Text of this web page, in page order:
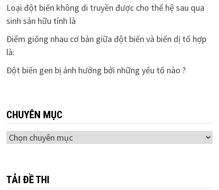
Loại đột biến không di truyền được cho thế hệ sau qua
sinh sản hữu tính là
Điểm giống nhau cơ bản giữa đột biến và biến dị tổ hợp
là:
Đột biến gen bị ảnh hưởng bởi những yếu tố nào ?
CHUYÊN MỤC
Chuyên
TẢI ĐỀ THI